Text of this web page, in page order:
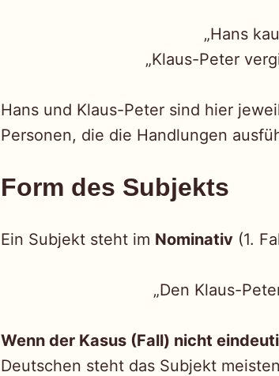
„Hans
„Klaus-Peter
Hans und Klaus-Peter sind hier
Personen, die die Handlungen
Form des Subjekts
Ein Subjekt steht im Nominativ (1.
„Den Klaus-
Wenn der Kasus (Fall) nicht
Deutschen steht das Subjekt